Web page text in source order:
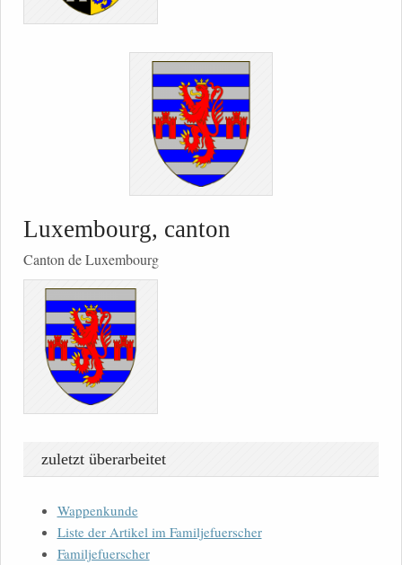
Luxembourg, canton
Canton de Luxembourg
zuletzt überarbeitet
Wappenkunde
Liste der Artikel im Familjefuerscher
Familjefuerscher